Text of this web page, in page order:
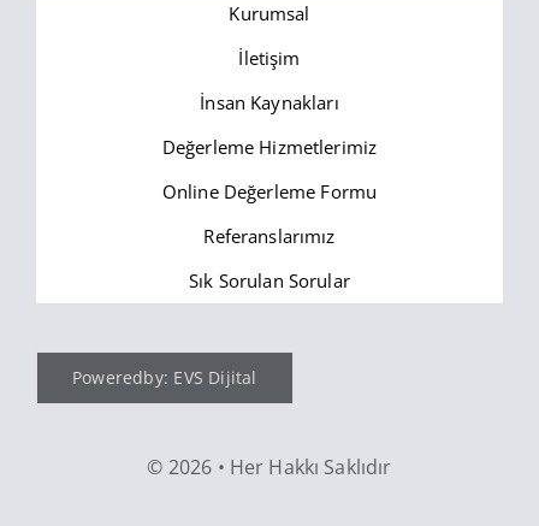
Kurumsal
İletişim
İnsan Kaynakları
Değerleme Hizmetlerimiz
Online Değerleme Formu
Referanslarımız
Sık Sorulan Sorular
Poweredby: EVS Dijital
© 2026 • Her Hakkı Saklıdır